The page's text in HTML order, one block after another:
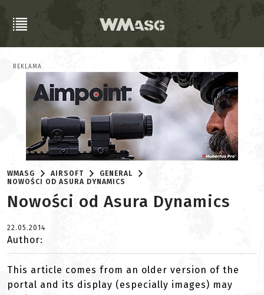
REKLAMA
WMASG AIRSOFT
GENERAL
NOWOŚCI OD ASURA DYNAMICS
Nowości od Asura Dynamics
22.05.2014
Author:
This article comes from an older version of the
portal and its display (especially images) may